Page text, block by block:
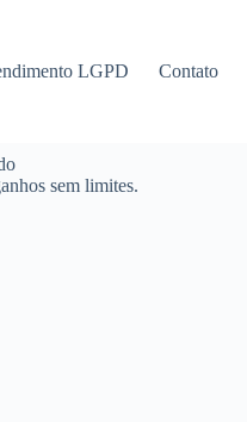
LGPD Contato
sem limites.